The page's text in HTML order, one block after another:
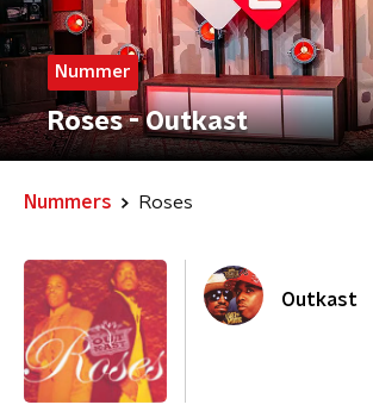
Nummer
Roses - Outkast
Nummers Roses
Outkast